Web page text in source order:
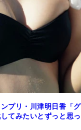
プリ・川津明日香「グ
てみたいとずっと思っ